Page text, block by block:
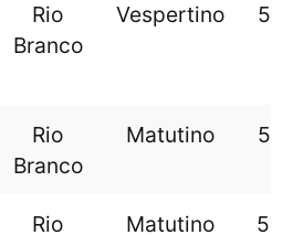
Rio
Branco
Vespertino
Rio
Branco
Matutino
Rio
Matutino